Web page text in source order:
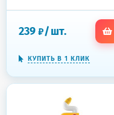
Супер Сила "Видимый
239 ₽/шт.
КУПИТЬ В 1 КЛИК